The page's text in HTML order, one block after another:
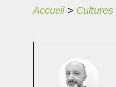
Accueil> Cultures